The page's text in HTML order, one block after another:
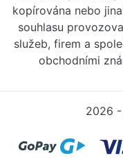
kopírována nebo
souhlasu
služeb, firem a
obchodními
2026 -